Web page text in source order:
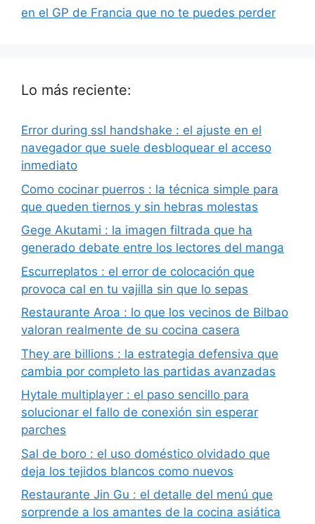
en el GP de Francia que no te puedes perder
Lo más reciente:
Error during ssl handshake : el ajuste en el
navegador que suele desbloquear el acceso
inmediato
Como cocinar puerros : la técnica simple para
que queden tiernos y sin hebras molestas
Gege Akutami : la imagen filtrada que ha
generado debate entre los lectores del manga
Escurreplatos : el error de colocación que
provoca cal en tu vajilla sin que lo sepas
Restaurante Aroa : lo que los vecinos de Bilbao
valoran realmente de su cocina casera
They are billions : la estrategia defensiva que
cambia por completo las partidas avanzadas
Hytale multiplayer : el paso sencillo para
solucionar el fallo de conexión sin esperar
parches
Sal de boro : el uso doméstico olvidado que
deja los tejidos blancos como nuevos
Restaurante Jin Gu : el detalle del menú que
sorprende a los amantes de la cocina asiática